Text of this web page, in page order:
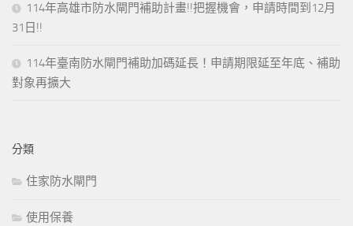
114年高雄市防水閘門補助計畫!!把握機會，申請時間到12月
31日!!
114年臺南防水閘門補助加碼延長！申請期限延至年底、補助
對象再擴大
分類
住家防水閘門
使用保養